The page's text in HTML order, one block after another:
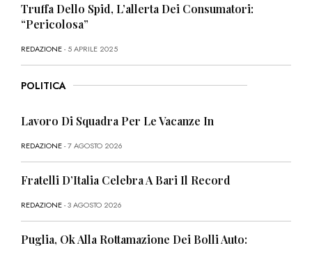
Truffa Dello Spid, L’allerta Dei Consumatori:
“Pericolosa”
REDAZIONE- 5 APRILE 2025
POLITICA
Lavoro Di Squadra Per Le Vacanze In
REDAZIONE- 7 AGOSTO 2026
Fratelli D’Italia Celebra A Bari Il Record
REDAZIONE- 3 AGOSTO 2026
Puglia, Ok Alla Rottamazione Dei Bolli Auto: